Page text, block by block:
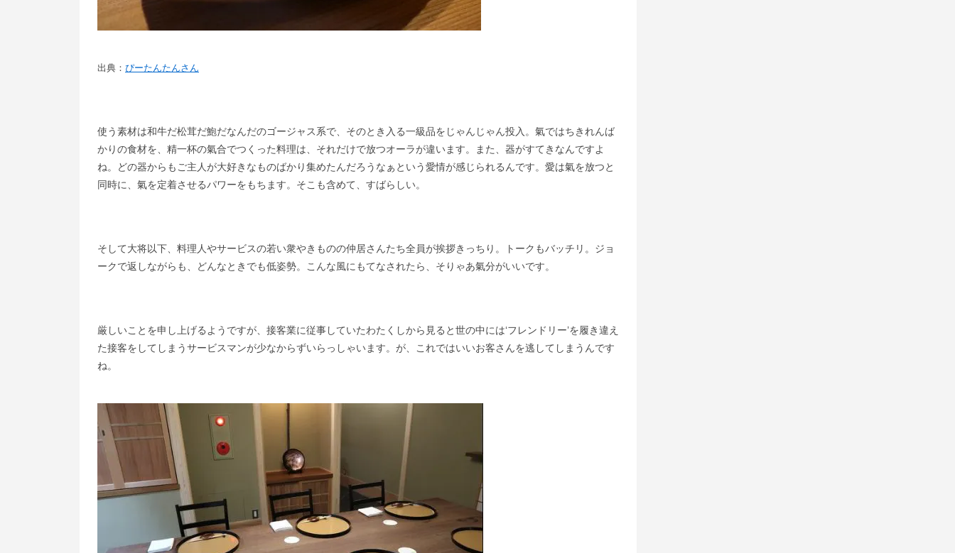
出典： ぴーたんたんさん
使う素材は和牛だ松茸だ鮑だなんだのゴージャス系で、そのとき入る一級品をじゃんじゃん投入。氣ではちきれんば
かりの食材を、精一杯の氣合でつくった料理は、それだけで放つオーラが違います。また、器がすてきなんですよ
ね。どの器からもご主人が大好きなものばかり集めたんだろうなぁという愛情が感じられるんです。愛は氣を放つと
同時に、氣を定着させるパワーをもちます。そこも含めて、すばらしい。
そして大将以下、料理人やサービスの若い衆やきものの仲居さんたち全員が挨拶きっちり。トークもバッチリ。ジョ
ークで返しながらも、どんなときでも低姿勢。こんな風にもてなされたら、そりゃあ氣分がいいです。
厳しいことを申し上げるようですが、接客業に従事していたわたくしから見ると世の中には‘フレンドリー’を履き違え
た接客をしてしまうサービスマンが少なからずいらっしゃいます。が、これではいいお客さんを逃してしまうんです
ね。